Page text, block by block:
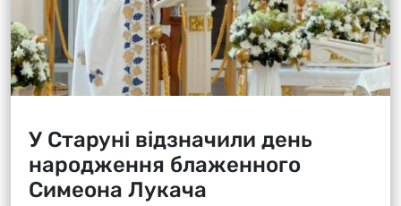
У Старуні відзначили день
народження блаженного
Симеона Лукача